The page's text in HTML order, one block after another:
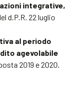
integrative,
d.P.R. 22 luglio
al periodo
agevolabile
2019 e 2020.